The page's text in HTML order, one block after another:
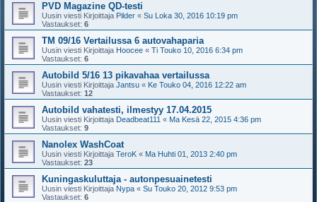
PVD Magazine QD-testi
Uusin viesti Kirjoittaja Pilder « Su Loka 30, 2016 10:19 pm
Vastaukset: 6
TM 09/16 Vertailussa 6 autovahaparia
Uusin viesti Kirjoittaja Hoocee « Ti Touko 10, 2016 6:34 pm
Vastaukset: 6
Autobild 5/16 13 pikavahaa vertailussa
Uusin viesti Kirjoittaja Jantsu « Ke Touko 04, 2016 12:22 am
Vastaukset: 12
Autobild vahatesti, ilmestyy 17.04.2015
Uusin viesti Kirjoittaja Deadbeat111 « Ma Kesä 22, 2015 4:36 pm
Vastaukset: 9
Nanolex WashCoat
Uusin viesti Kirjoittaja TeroK « Ma Huhti 01, 2013 2:40 pm
Vastaukset: 23
Kuningaskuluttaja - autonpesuainetesti
Uusin viesti Kirjoittaja Nypa « Su Touko 20, 2012 9:53 pm
Vastaukset: 6